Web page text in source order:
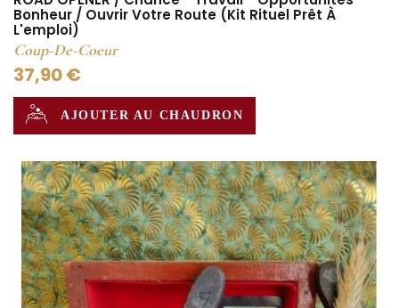
Bonheur / Ouvrir Votre Route (Kit Rituel Prêt À
L'emploi)
Coup-De-Coeur
37,90 €
AJOUTER AU CHAUDRON